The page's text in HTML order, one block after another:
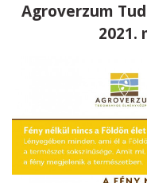
Agroverzum
2021.